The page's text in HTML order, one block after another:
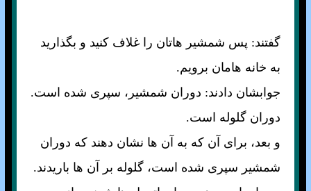
گفتند: پس شمشير هاتان را غلاف کنيد و بگذاريد
به خانه هامان برويم.
جوابشان دادند: دوران شمشير، سپری شده است.
دوران گلوله است.
و بعد، برای آن که به آن ها نشان دهند که دوران
شمشير سپری شده است، گلوله بر آن ها باريدند.